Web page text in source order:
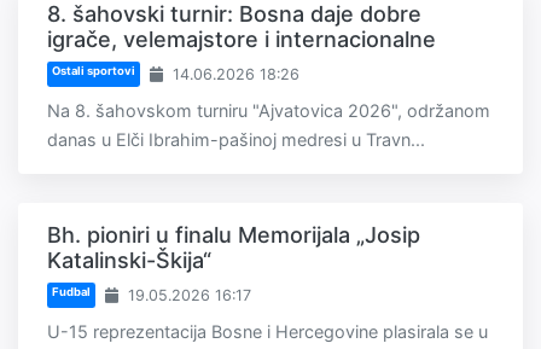
8. šahovski turnir: Bosna daje dobre
igrače, velemajstore i internacionalne
Ostali sportovi 14.06.2026 18:26
Na 8. šahovskom turniru "Ajvatovica 2026", održanom
danas u Elči Ibrahim-pašinoj medresi u Travn...
Bh. pioniri u finalu Memorijala „Josip
Katalinski-Škija“
Fudbal 19.05.2026 16:17
U-15 reprezentacija Bosne i Hercegovine plasirala se u